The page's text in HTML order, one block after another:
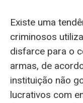
Existe uma
criminosos
disfarce para o
armas, de
instituição não
lucrativos com